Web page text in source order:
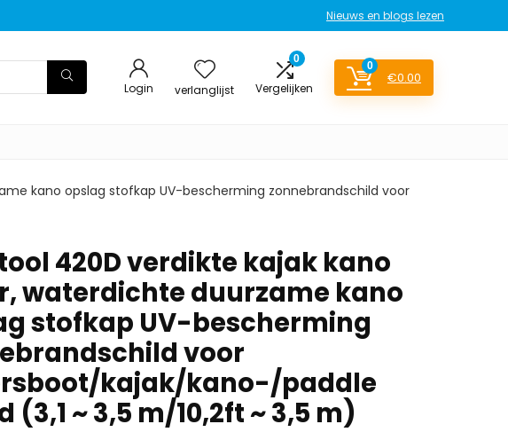
Nieuws en blogs lezen
Login verlanglijst
0
Vergelijken
0
€0.00
kano opslag stofkap UV-bescherming zonnebrandschild voor
420D verdikte kajak kano
waterdichte duurzame kano
stofkap UV-bescherming
voor
kajak/kano-/paddle
(3,1 ~ 3,5 m/10,2ft ~ 3,5 m)